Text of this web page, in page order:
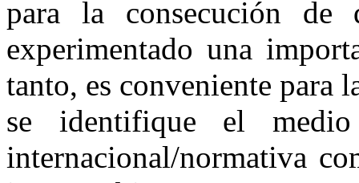
para la consecución de
experimentado una
tanto, es conveniente para
se identifique el
internacional/normativa